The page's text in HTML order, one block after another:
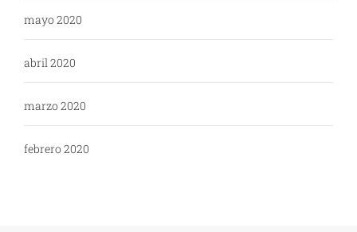
mayo 2020
abril 2020
marzo 2020
febrero 2020